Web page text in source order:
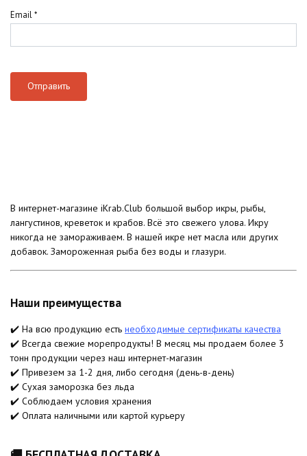
Email *
В интернет-магазине iKrab.Club большой выбор икры, рыбы,
лангустинов, креветок и крабов. Всё это свежего улова. Икру
никогда не замораживаем. В нашей икре нет масла или других
добавок. Замороженная рыба без воды и глазури.
Наши преимущества
✔️ На всю продукцию есть необходимые сертификаты качества
✔️ Всегда свежие морепродукты! В месяц мы продаем более 3
тонн продукции через наш интернет-магазин
✔️ Привезем за 1-2 дня, либо сегодня (день-в-день)
✔️ Сухая заморозка без льда
✔️ Соблюдаем условия хранения
✔️ Оплата наличными или картой курьеру